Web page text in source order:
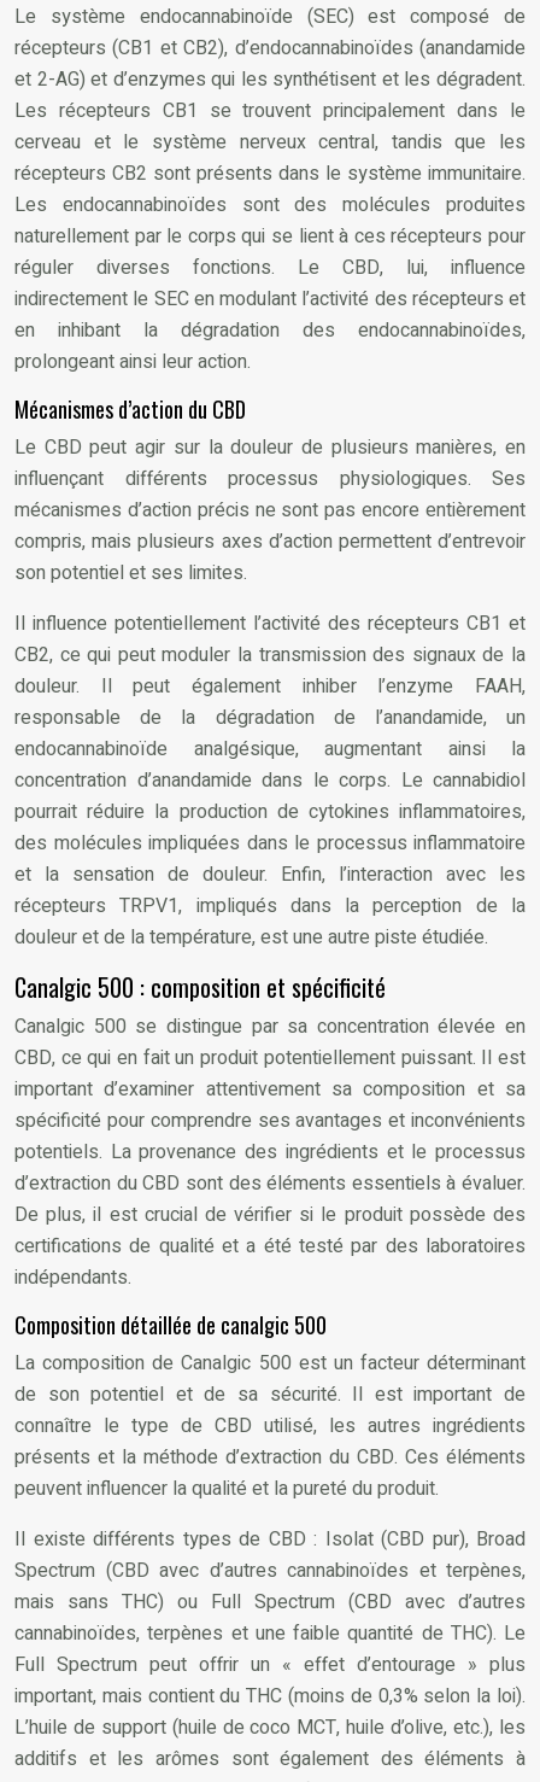
Le système endocannabinoïde (SEC) est composé de
récepteurs (CB1 et CB2), d’endocannabinoïdes (anandamide
et 2-AG) et d’enzymes qui les synthétisent et les dégradent.
Les récepteurs CB1 se trouvent principalement dans le
cerveau et le système nerveux central, tandis que les
récepteurs CB2 sont présents dans le système immunitaire.
Les endocannabinoïdes sont des molécules produites
naturellement par le corps qui se lient à ces récepteurs pour
réguler diverses fonctions. Le CBD, lui, influence
indirectement le SEC en modulant l’activité des récepteurs et
en inhibant la dégradation des endocannabinoïdes,
prolongeant ainsi leur action.
Mécanismes d’action du CBD
Le CBD peut agir sur la douleur de plusieurs manières, en
influençant différents processus physiologiques. Ses
mécanismes d’action précis ne sont pas encore entièrement
compris, mais plusieurs axes d’action permettent d’entrevoir
son potentiel et ses limites.
Il influence potentiellement l’activité des récepteurs CB1 et
CB2, ce qui peut moduler la transmission des signaux de la
douleur. Il peut également inhiber l’enzyme FAAH,
responsable de la dégradation de l’anandamide, un
endocannabinoïde analgésique, augmentant ainsi la
concentration d’anandamide dans le corps. Le cannabidiol
pourrait réduire la production de cytokines inflammatoires,
des molécules impliquées dans le processus inflammatoire
et la sensation de douleur. Enfin, l’interaction avec les
récepteurs TRPV1, impliqués dans la perception de la
douleur et de la température, est une autre piste étudiée.
Canalgic 500 : composition et spécificité
Canalgic 500 se distingue par sa concentration élevée en
CBD, ce qui en fait un produit potentiellement puissant. Il est
important d’examiner attentivement sa composition et sa
spécificité pour comprendre ses avantages et inconvénients
potentiels. La provenance des ingrédients et le processus
d’extraction du CBD sont des éléments essentiels à évaluer.
De plus, il est crucial de vérifier si le produit possède des
certifications de qualité et a été testé par des laboratoires
indépendants.
Composition détaillée de canalgic 500
La composition de Canalgic 500 est un facteur déterminant
de son potentiel et de sa sécurité. Il est important de
connaître le type de CBD utilisé, les autres ingrédients
présents et la méthode d’extraction du CBD. Ces éléments
peuvent influencer la qualité et la pureté du produit.
Il existe différents types de CBD : Isolat (CBD pur), Broad
Spectrum (CBD avec d’autres cannabinoïdes et terpènes,
mais sans THC) ou Full Spectrum (CBD avec d’autres
cannabinoïdes, terpènes et une faible quantité de THC). Le
Full Spectrum peut offrir un « effet d’entourage » plus
important, mais contient du THC (moins de 0,3% selon la loi).
L’huile de support (huile de coco MCT, huile d’olive, etc.), les
additifs et les arômes sont également des éléments à